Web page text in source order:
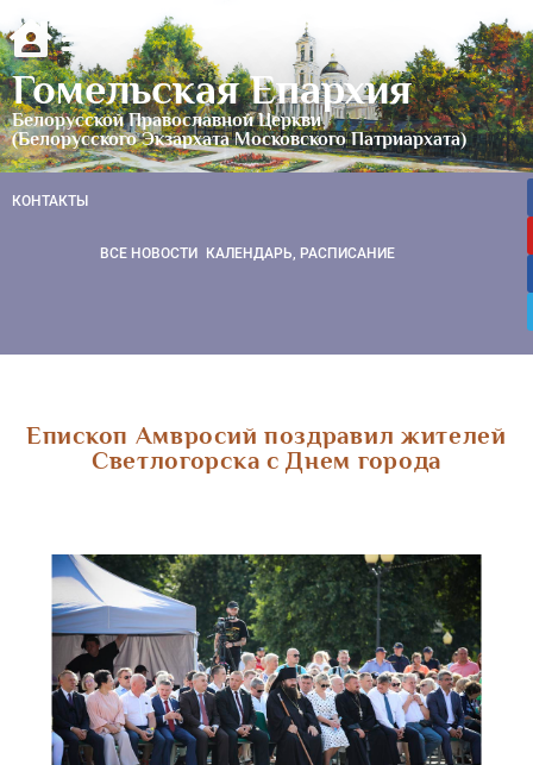
Гомельская Епархия
Белорусской Православной Церкви
(Белорусского Экзархата Московского Патриархата)
КОНТАКТЫ
ВСЕ НОВОСТИ КАЛЕНДАРЬ, РАСПИСАНИЕ
Епископ Амвросий поздравил жителей
Светлогорска с Днем города